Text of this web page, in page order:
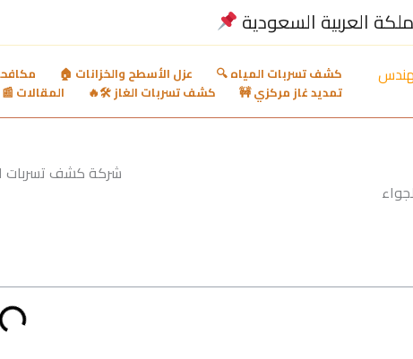
العربية السعودية
كشف تسربات المياه 🔍 عزل الأسطح والخزانات 🏠
تمديد غاز مركزي 🚧
كشف تسربات الغاز 🛠️🔥 المقالات 📰